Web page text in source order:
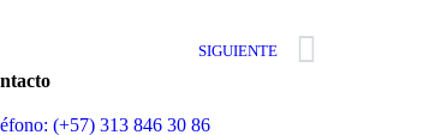
SIGUIENTE
(+57) 313 846 30 86